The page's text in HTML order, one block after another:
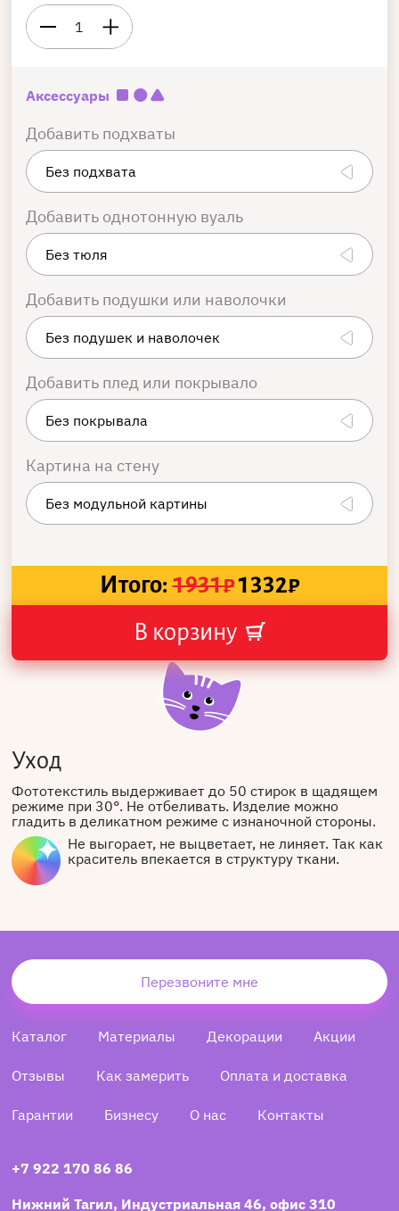
1
Аксессуары
Добавить подхваты
Добавить однотонную вуаль
Добавить подушки или наволочки
Добавить плед или покрывало
Картина на стену
Итого: 1931₽1332₽
В корзину
Уход
Фототекстиль выдерживает до 50 стирок в щадящем
режиме при 30°. Не отбеливать. Изделие можно
гладить в деликатном режиме с изнаночной стороны.
Не выгорает, не выцветает, не линяет. Так как
краситель впекается в структуру ткани.
Перезвоните мне
Каталог Материалы Декорации Акции
Отзывы Как замерить Оплата и доставка
Гарантии Бизнесу О нас Контакты
+7 922 170 86 86
Нижний Тагил, Индустриальная 46, офис 310